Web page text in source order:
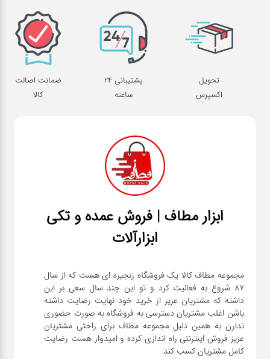
تحویل
اکسپرس
پشتیبانی 24
ساعته
ضمانت اصالت
کالا
ابزار مطاف | فروش عمده و تکی
ابزارآلات
مجموعه مطاف کالا یک فروشگاه زنجیره ای هست که از سال
۸۷ شروع به فعالیت کرد و تو این چند سال سعی بر این
داشته که مشتریان عزیز از خرید خود نهایت رضایت داشته
باشن اغلب مشتریان دسترسی به فروشگاه به صورت حضوری
ندارن به همین دلیل مجموعه مطاف برای راحتی مشتریان
عزیز فروش اینترنتی راه اندازی کرده و امیدوار هست رضایت
کامل مشتریان کسب کند